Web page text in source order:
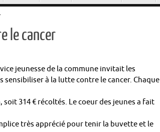
le cancer
jeunesse de la commune invitait les
à la lutte contre le cancer. Chaque
314 € récoltés. Le coeur des jeunes a fait
très apprécié pour tenir la buvette et le